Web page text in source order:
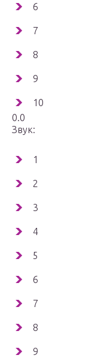
6
7
8
9
10
0.0
Звук:
1
2
3
4
5
6
7
8
9